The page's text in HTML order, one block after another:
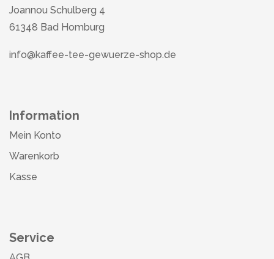
Joannou Schulberg 4
61348 Bad Homburg
info@kaffee-tee-gewuerze-shop.de
Information
Mein Konto
Warenkorb
Kasse
Service